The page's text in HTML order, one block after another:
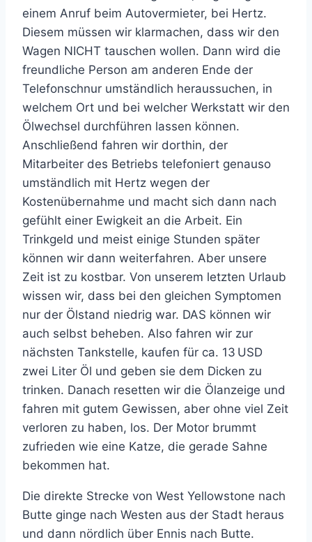
einem Anruf beim Autovermieter, bei Hertz.
Diesem müssen wir klarmachen, dass wir den
Wagen NICHT tauschen wollen. Dann wird die
freundliche Person am anderen Ende der
Telefonschnur umständlich heraussuchen, in
welchem Ort und bei welcher Werkstatt wir den
Ölwechsel durchführen lassen können.
Anschließend fahren wir dorthin, der
Mitarbeiter des Betriebs telefoniert genauso
umständlich mit Hertz wegen der
Kostenübernahme und macht sich dann nach
gefühlt einer Ewigkeit an die Arbeit. Ein
Trinkgeld und meist einige Stunden später
können wir dann weiterfahren. Aber unsere
Zeit ist zu kostbar. Von unserem letzten Urlaub
wissen wir, dass bei den gleichen Symptomen
nur der Ölstand niedrig war. DAS können wir
auch selbst beheben. Also fahren wir zur
nächsten Tankstelle, kaufen für ca. 13 USD
zwei Liter Öl und geben sie dem Dicken zu
trinken. Danach resetten wir die Ölanzeige und
fahren mit gutem Gewissen, aber ohne viel Zeit
verloren zu haben, los. Der Motor brummt
zufrieden wie eine Katze, die gerade Sahne
bekommen hat.
Die direkte Strecke von West Yellowstone nach
Butte ginge nach Westen aus der Stadt heraus
und dann nördlich über Ennis nach Butte.